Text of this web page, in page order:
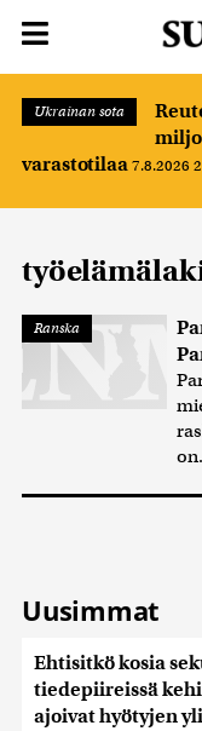
Ukrainan sota
varastotilaa 7.8.2026
Ranska
Uusimmat
Ehtisitkö kosia
tiedepiireissä
ajoivat hyötyjen yli